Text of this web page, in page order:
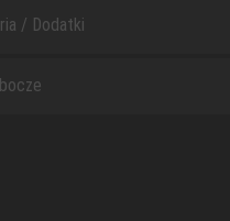
/ Dodatki